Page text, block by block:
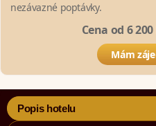
nezávazné poptávky.
Cena od 6
Mám
Popis hotelu